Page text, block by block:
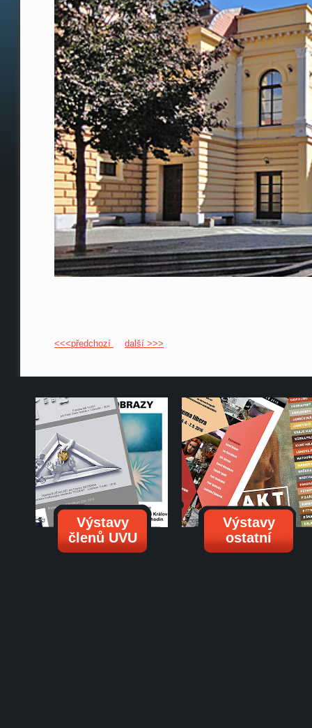
<<<předchozí další >>>
Výstavy
členů UVU
Výstavy
ostatní